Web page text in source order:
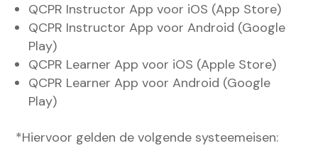
QCPR Instructor App voor iOS (App Store)
QCPR Instructor App voor Android (Google
Play)
QCPR Learner App voor iOS (Apple Store)
QCPR Learner App voor Android (Google
Play)
*Hiervoor gelden de volgende systeemeisen: